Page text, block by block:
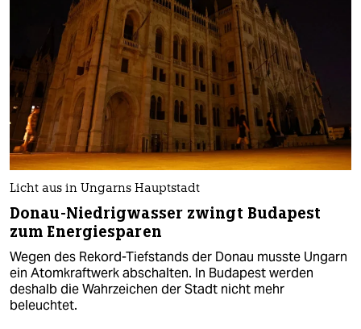
Licht aus in Ungarns Hauptstadt
Donau-Niedrigwasser zwingt Budapest
zum Energiesparen
Wegen des Rekord-Tiefstands der Donau musste Ungarn
ein Atomkraftwerk abschalten. In Budapest werden
deshalb die Wahrzeichen der Stadt nicht mehr
beleuchtet.